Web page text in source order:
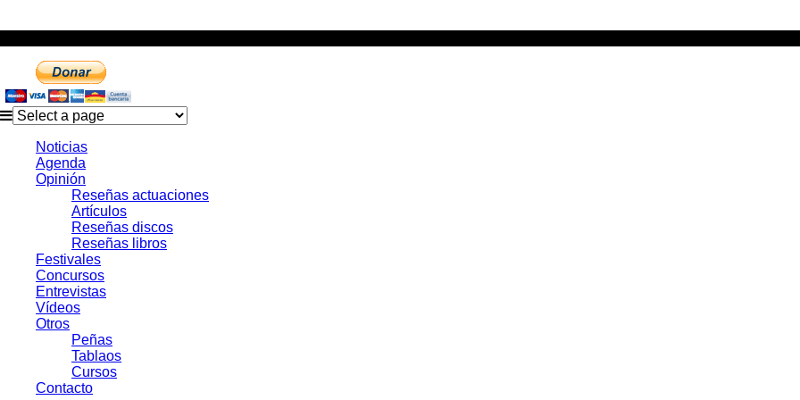
Noticias
Agenda
Opinión
Reseñas actuaciones
Artículos
Reseñas discos
Reseñas libros
Festivales
Concursos
Entrevistas
Vídeos
Otros
Peñas
Tablaos
Cursos
Contacto